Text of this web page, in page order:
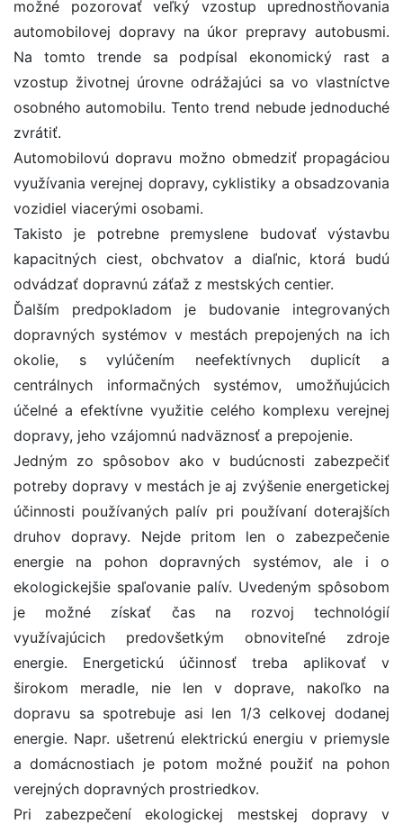
možné pozorovať veľký vzostup uprednostňovania
automobilovej dopravy na úkor prepravy autobusmi.
Na tomto trende sa podpísal ekonomický rast a
vzostup životnej úrovne odrážajúci sa vo vlastníctve
osobného automobilu. Tento trend nebude jednoduché
zvrátiť.
Automobilovú dopravu možno obmedziť propagáciou
využívania verejnej dopravy, cyklistiky a obsadzovania
vozidiel viacerými osobami.
Takisto je potrebne premyslene budovať výstavbu
kapacitných ciest, obchvatov a diaľnic, ktorá budú
odvádzať dopravnú záťaž z mestských centier.
Ďalším predpokladom je budovanie integrovaných
dopravných systémov v mestách prepojených na ich
okolie, s vylúčením neefektívnych duplicít a
centrálnych informačných systémov, umožňujúcich
účelné a efektívne využitie celého komplexu verejnej
dopravy, jeho vzájomnú nadväznosť a prepojenie.
Jedným zo spôsobov ako v budúcnosti zabezpečiť
potreby dopravy v mestách je aj zvýšenie energetickej
účinnosti používaných palív pri používaní doterajších
druhov dopravy. Nejde pritom len o zabezpečenie
energie na pohon dopravných systémov, ale i o
ekologickejšie spaľovanie palív. Uvedeným spôsobom
je možné získať čas na rozvoj technológií
využívajúcich predovšetkým obnoviteľné zdroje
energie. Energetickú účinnosť treba aplikovať v
širokom meradle, nie len v doprave, nakoľko na
dopravu sa spotrebuje asi len 1/3 celkovej dodanej
energie. Napr. ušetrenú elektrickú energiu v priemysle
a domácnostiach je potom možné použiť na pohon
verejných dopravných prostriedkov.
Pri zabezpečení ekologickej mestskej dopravy v